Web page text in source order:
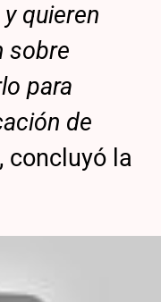
quieren
sobre
para
de
, concluyó la